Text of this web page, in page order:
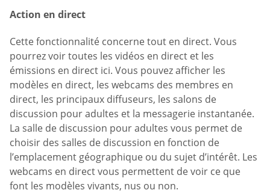
Action en direct
Cette fonctionnalité concerne tout en direct. Vous
pourrez voir toutes les vidéos en direct et les
émissions en direct ici. Vous pouvez afficher les
modèles en direct, les webcams des membres en
direct, les principaux diffuseurs, les salons de
discussion pour adultes et la messagerie instantanée.
La salle de discussion pour adultes vous permet de
choisir des salles de discussion en fonction de
l’emplacement géographique ou du sujet d’intérêt. Les
webcams en direct vous permettent de voir ce que
font les modèles vivants, nus ou non.